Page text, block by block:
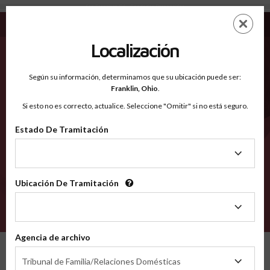
San Francisco CA - Condados Reconocidos
EN
Condados Reconocidos
2600
Localización
Según su información, determinamos que su ubicación puede ser:
Franklin, Ohio.
Si esto no es correcto, actualice. Seleccione "Omitir" si no está seguro.
Estado De Tramitación
Tramitación
Ubicación De Tramitación
Tramitación
Agencia de archivo
Tribunal de Familia/Relaciones Domésticas
de